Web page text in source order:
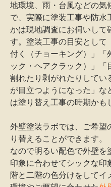
地環境、雨・台風などの気
で、実際に塗装工事や防水
かは現地調査にお伺いして
す。塗装工事の目安として
付く（チョーキング）」「
ック・ヘアクラック）」
割れたり剥がれたりしてい
が目立つようになった」な
は塗り替え工事の時期かも
外壁塗装ラボでは、ご希望
り替えることができます。
なので明るい配色で外壁を
印象に合わせてシックな印
階と二階の色分けをして